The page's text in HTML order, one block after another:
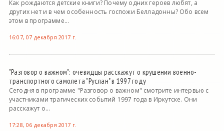
Как рождаются детские книги? Почему одних героев любят, а
других нет и в чем особенность госпожи Белладонны? Обо всем
этом в программе...
16:07, 07 декабря 2017 г.
"Разговор о важном": очевидцы расскажут о крушении военно-
транспортного самолета "Руслан" в 1997 году
Сегодня в программе "Разговор о важном" смотрите интервью с
участниками трагических событий 1997 года в Иркутске. Они
расскажут о...
17:28, 06 декабря 2017 г.